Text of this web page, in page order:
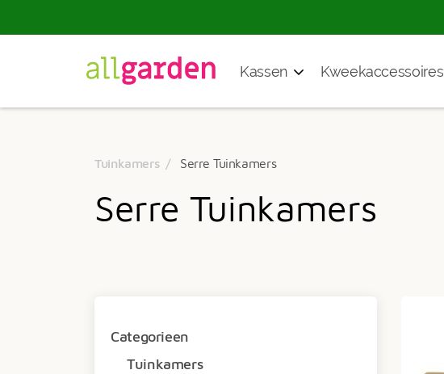
Kassen Kweekaccessoires
Tuinkamers Serre Tuinkamers
Serre Tuinkamers
Categorieen
Tuinkamers